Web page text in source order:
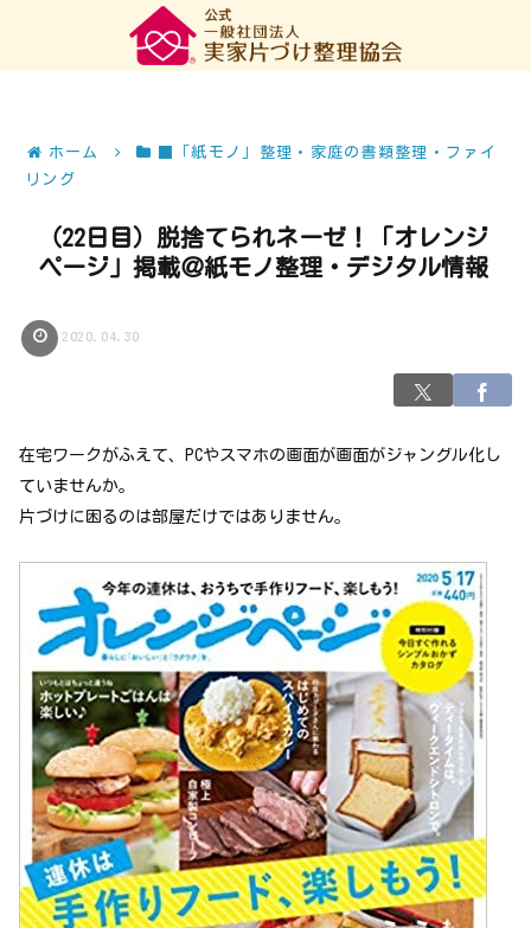
ホーム
■「紙モノ」整理・家庭の書類整理・ファイ
リング
（22日目）脱捨てられネーゼ！「オレンジ
ページ」掲載＠紙モノ整理・デジタル情報
2020.04.30
在宅ワークがふえて、PCやスマホの画面が画面がジャングル化し
ていませんか。
片づけに困るのは部屋だけではありません。